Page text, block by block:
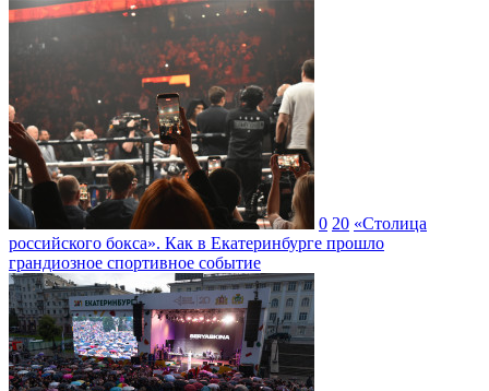
0 20 «Столица
российского бокса». Как в Екатеринбурге прошло
грандиозное спортивное событие